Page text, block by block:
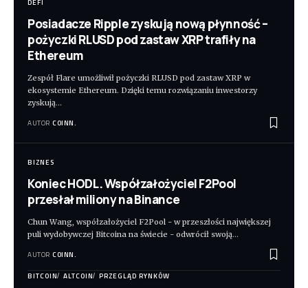
DEFI
Posiadacze Ripple zyskują nową płynność –
pożyczki RLUSD pod zastaw XRP trafiły na
Ethereum
Zespół Flare umożliwił pożyczki RLUSD pod zastaw XRP w
ekosystemie Ethereum. Dzięki temu rozwiązaniu inwestorzy
zyskują…
AUTOR COINN.
BIZNES
Koniec HODL. Współzałożyciel F2Pool
przesłał miliony na Binance
Chun Wang, współzałożyciel F2Pool - w przeszłości największej
puli wydobywczej Bitcoina na świecie - odwrócił swoją…
AUTOR COINN.
BITCOIN ALTCOIN PRZEGLĄD RYNKÓW